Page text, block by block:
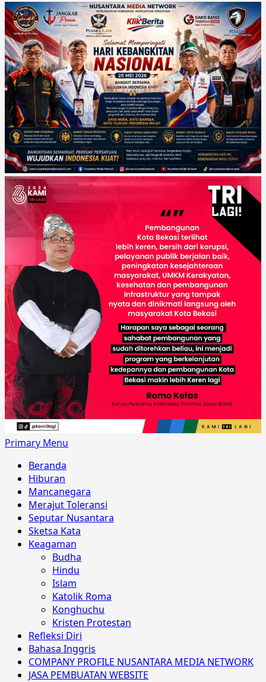
Primary Menu
Beranda
Hiburan
Mancanegara
Merajut Toleransi
Seputar Nusantara
Sketsa Kata
Keagaman
Budha
Hindu
Islam
Katolik Roma
Konghuchu
Kristen Protestan
Refleksi Diri
Bahasa Inggris
COMPANY PROFILE NUSANTARA MEDIA NETWORK
JASA PEMBUATAN WEBSITE